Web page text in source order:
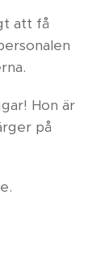
att få
Hon är
på